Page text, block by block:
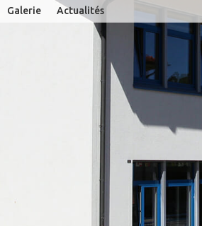
Galerie Actualités